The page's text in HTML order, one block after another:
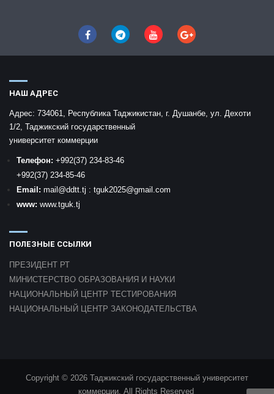
НАШ АДРЕС
Адрес: 734061, Республика Таджикистан, г. Душанбе, ул. Дехоти
1/2, Таджикский государственный
университет коммерции
Телефон: +992(37) 234-83-46
+992(37) 234-85-46
Email: mail @ddtt.tj : tguk2025@gmail.com
www: www.tguk.tj
ПОЛЕЗНЫЕ ССЫЛКИ
ПРЕЗИДЕНТ РТ
МИНИСТЕРСТВО ОБРАЗОВАНИЯ И НАУКИ
НАЦИОНАЛЬНЫЙ ЦЕНТР ТЕСТИРОВАНИЯ
НАЦИОНАЛЬНЫЙ ЦЕНТР ЗАКОНОДАТЕЛЬСТВА
Copyright © 2026 Таджикский государственный университет
коммерции. All Rights Reserved